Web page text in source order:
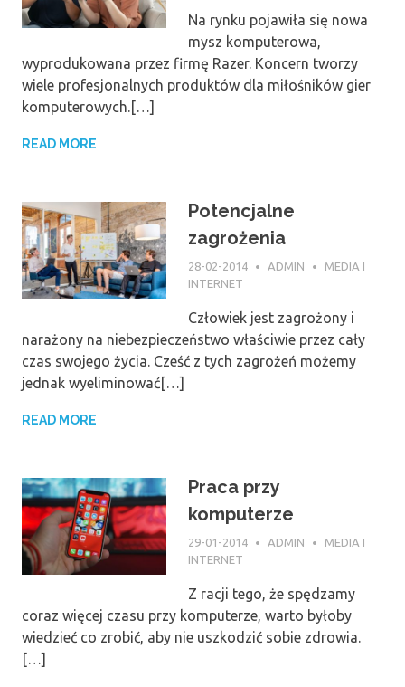
Na rynku pojawiła się nowa
mysz komputerowa,
wyprodukowana przez firmę Razer. Koncern tworzy
wiele profesjonalnych produktów dla miłośników gier
komputerowych.[…]
READ MORE
Potencjalne
zagrożenia
28-02-2014 ADMIN
MEDIA I
INTERNET
Człowiek jest zagrożony i
narażony na niebezpieczeństwo właściwie przez cały
czas swojego życia. Cześć z tych zagrożeń możemy
jednak wyeliminować[…]
READ MORE
Praca przy
komputerze
29-01-2014 ADMIN
MEDIA I
INTERNET
Z racji tego, że spędzamy
coraz więcej czasu przy komputerze, warto byłoby
wiedzieć co zrobić, aby nie uszkodzić sobie zdrowia.
[…]